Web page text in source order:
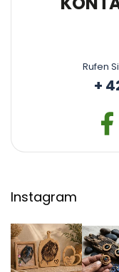
Rufen
+
Instagram